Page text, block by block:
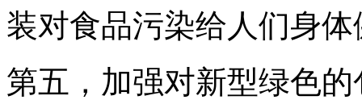
装对食品污染给人们身
第五，加强对新型绿色